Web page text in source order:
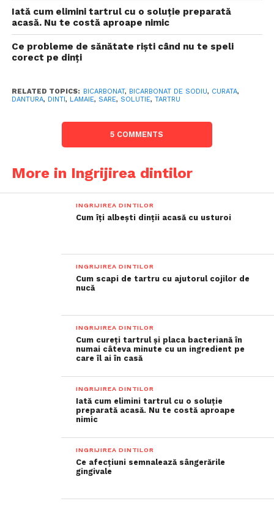
Iată cum elimini tartrul cu o soluție preparată
acasă. Nu te costă aproape nimic
Ce probleme de sănătate riști când nu te speli
corect pe dinți
RELATED TOPICS: BICARBONAT, BICARBONAT DE SODIU, CURATA,
DANTURA, DINTI, LAMAIE, SARE, SOLUTIE, TARTRU
5 COMMENTS
More in Ingrijirea dintilor
INGRIJIREA DINTILOR
Cum îți albești dinții acasă cu usturoi
INGRIJIREA DINTILOR
Cum scapi de tartru cu ajutorul cojilor de
nucă
INGRIJIREA DINTILOR
Cum cureți tartrul și placa bacteriană în
numai câteva minute cu un ingredient pe
care îl ai în casă
INGRIJIREA DINTILOR
Iată cum elimini tartrul cu o soluție
preparată acasă. Nu te costă aproape
nimic
INGRIJIREA DINTILOR
Ce afecțiuni semnalează sângerările
gingivale